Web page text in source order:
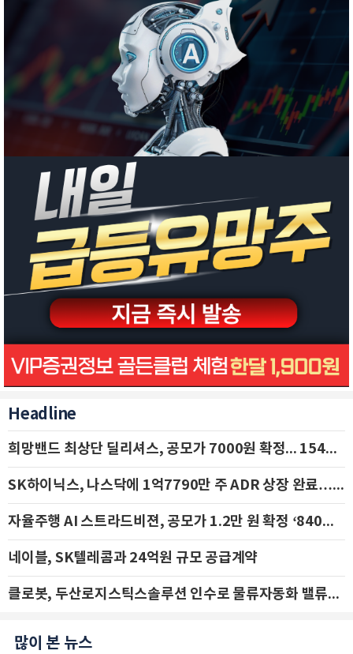
Headline
희망밴드 최상단 딜리셔스, 공모가 7000원 확정... 154억 규모 IPO 돌입
SK하이닉스, 나스닥에 1억7790만 주 ADR 상장 완료…29일 국내 추가 상장
자율주행 AI 스트라드비젼, 공모가 1.2만 원 확정 ‘840억 수혈’
네이블, SK텔레콤과 24억원 규모 공급계약
클로봇, 두산로지스틱스솔루션 인수로 물류자동화 밸류체인 확장 추진 - IBK투자증권
많이 본 뉴스